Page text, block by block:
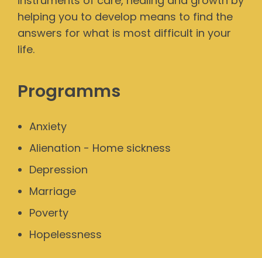
helping you to develop means to find the
answers for what is most difficult in your
life.
Programms
Anxiety
Alienation - Home sickness
Depression
Marriage
Poverty
Hopelessness